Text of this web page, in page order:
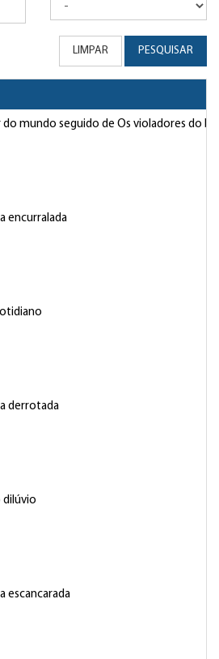
LIMPAR PESQUISAR
do mundo seguido de Os violadores do
encurralada
derrotada
dilúvio
escancarada